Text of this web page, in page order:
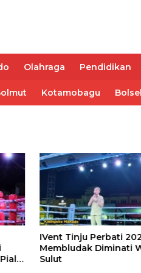
Olahraga Pendidikan
Kotamobagu Bolsel
IVent Tinju Perbati 2026
Membludak Diminati Warga
Sulut